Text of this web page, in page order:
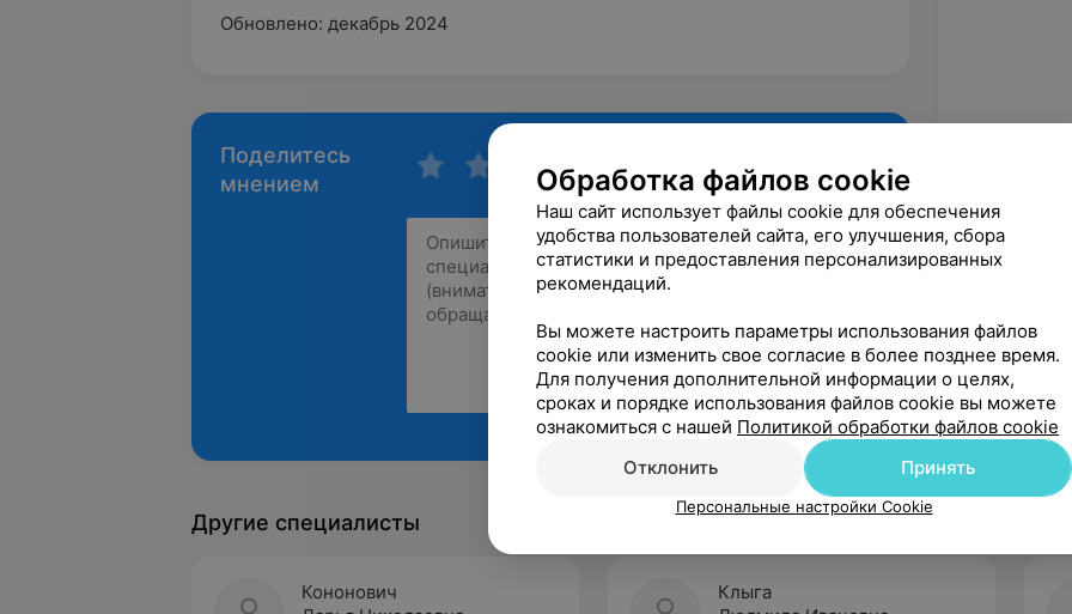
Обновлено: декабрь 2024
Поделитесь
мнением
Рекомендую
Другие специалисты
Кононович
Клыга
Обработка файлов cookie
Наш сайт использует файлы cookie для обеспечения
удобства пользователей сайта, его улучшения, сбора
статистики и предоставления персонализированных
рекомендаций.
Вы можете настроить параметры использования файлов
cookie или изменить свое согласие в более позднее время.
Для получения дополнительной информации о целях,
сроках и порядке использования файлов cookie вы можете
ознакомиться с нашей Политикой обработки файлов cookie
Отклонить
Принять
Персональные настройки Cookie